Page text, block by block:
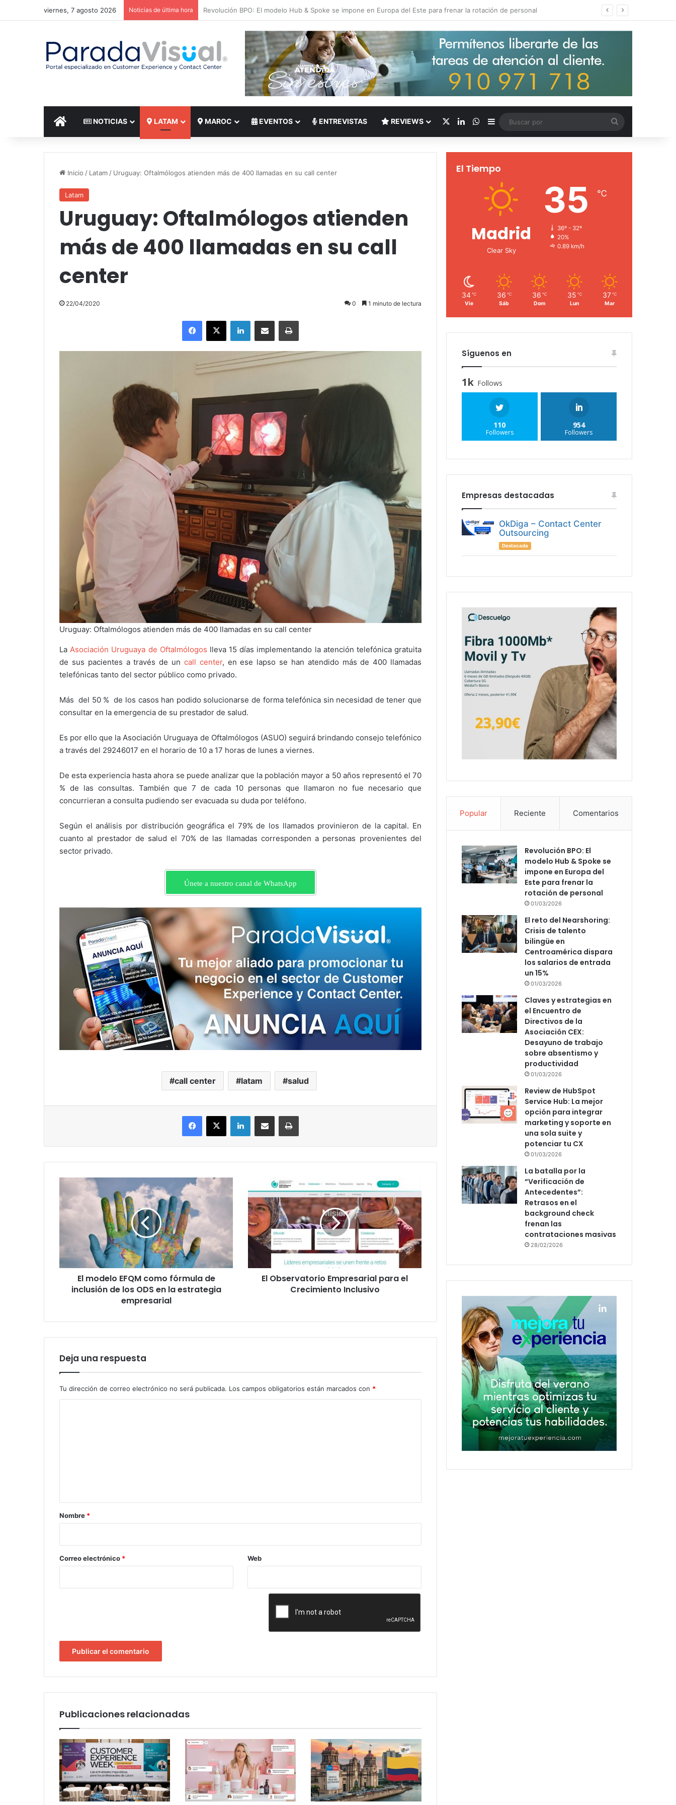
viernes, 7 agosto 2026 Noticias de última hora El reto del Nearshoring: Crisis de talento bilingüe en Centroamérica dispara los salarios de entrada un 15%
INICIO NOTICIAS LATAM MAROC EVENTOS ENTREVISTAS REVIEWS LinkedInWhatsApp
Barra lateral
por
Inicio / Latam/ Uruguay: Oftalmólogos atienden más de 400 llamadas en su call center
Latam
Uruguay: Oftalmólogos atienden
más de 400 llamadas en su call
center
22/04/2020 0 1 minuto de lectura
Facebook
X LinkedInCompartir por correo electrónicoImprimir
Uruguay: Oftalmólogos atienden más de 400 llamadas en su call center
LaAsociación Uruguaya de Oftalmólogos lleva 15 días implementando la atención telefónica gratuita
de sus pacientes a través de un call center, en ese lapso se han atendido más de 400 llamadas
telefónicas tanto del sector público como privado.
Más del 50 % de los casos han podido solucionarse de forma telefónica sin necesidad de tener que
consultar en la emergencia de su prestador de salud.
Es por ello que la Asociación Uruguaya de Oftalmólogos (ASUO) seguirá brindando consejo telefónico
a través del 29246017 en el horario de 10 a 17 horas de lunes a viernes.
De esta experiencia hasta ahora se puede analizar que la población mayor a 50 años representó el 70
% de las consultas. También que 7 de cada 10 personas que llamaron no fue necesario que
concurrieran a consulta pudiendo ser evacuada su duda por teléfono.
Según el análisis por distribución geográfica el 79% de los llamados provinieron de la capital. En
cuanto al prestador de salud el 70% de las llamadas corresponden a personas provenientes del
sector privado.
Únete a nuestro canal de WhatsApp
call center latam salud
Facebook
X LinkedInCompartir por correo electrónicoImprimir
EFQM
fórmula
inclusión
de
los
El modelo EFQM como fórmula de
inclusión de los ODS en la estrategia
empresarial
Observatorio
Empresarial
para
el
Crecimiento
Inclusivo
El Observatorio Empresarial para el
Crecimiento Inclusivo
Deja una respuesta
Tu dirección de correo electrónico no será publicada. Los campos obligatorios están marcados con *
r
*
Nombre *
Correo electrónico * Web
Publicaciones relacionadas
El Tiempo
Madrid
Clear Sky
35 ℃
36º - 32º
20%
0.89 km/h
34 ℃
Vie
36 ℃
Sáb
36 ℃
Dom
35 ℃
Lun
37 ℃
Mar
Síguenos en
1k Follows
110
Followers
954
Followers
Empresas destacadas
OkDiga – Contact Center
Outsourcing
Destacada
Popular Reciente Comentarios
Revolución BPO: El
modelo Hub & Spoke se
impone en Europa del
Este para frenar la
rotación de personal
01/03/2026
El reto del Nearshoring:
Crisis de talento
bilingüe en
Centroamérica dispara
los salarios de entrada
un 15%
01/03/2026
Claves y estrategias en
el Encuentro de
Directivos de la
Asociación CEX:
Desayuno de trabajo
sobre absentismo y
productividad
01/03/2026
Review de HubSpot
Service Hub: La mejor
opción para integrar
marketing y soporte en
una sola suite y
potenciar tu CX
01/03/2026
La batalla por la
“Verificación de
Antecedentes”:
Retrasos en el
background check
frenan las
contrataciones masivas
28/02/2026